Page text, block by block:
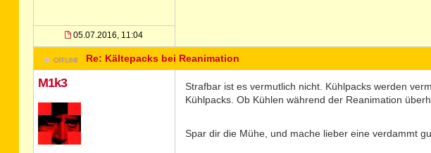
05.07.2016, 11:04
Re: Kältepacks bei Reanimation
M1k3
Strafbar ist es vermutlich nicht. Kühlpacks werden
Kühlpacks. Ob Kühlen während der Reanimation
Spar dir die Mühe, und mache lieber eine verdammt